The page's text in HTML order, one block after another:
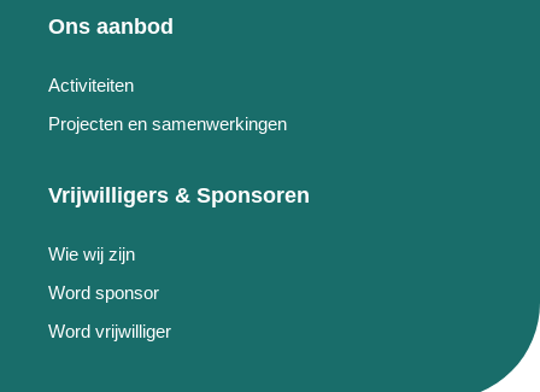
Ons aanbod
Activiteiten
Projecten en samenwerkingen
Vrijwilligers & Sponsoren
Wie wij zijn
Word sponsor
Word vrijwilliger